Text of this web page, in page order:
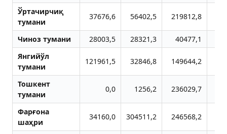
Ўртачирчиқ
тумани
37676,6 56402,5 219812,8
Чиноз тумани 28003,5 28321,3 40477,1
Янгийўл
тумани
121961,5 32846,8 149644,2
Тошкент
тумани
0,0 1256,2 236029,7
Фарғона
шаҳри
34160,0 304511,2 246568,2